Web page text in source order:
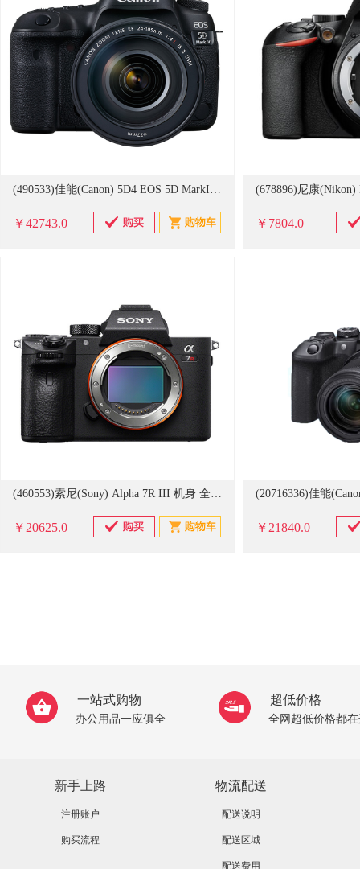
(490533)佳能(Canon) 5D4 EOS 5D MarkIV 全画幅EF 24-105mm f/4L IS II USM 单反镜头 单反相机套机(单位：套)
￥42743.0 ￥7804.0
(460553)索尼(Sony) Alpha 7R III 机身 全画幅微单数码相机(单位：台)
￥20625.0 ￥21840.0
一站式购物
办公用品一应俱全
超低价格
全网超低价格都
新手上路
注册账户
购买流程
物流配送
配送说明
配送区域
配送费用